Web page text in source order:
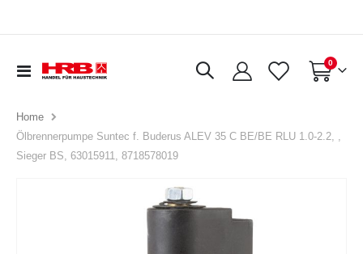
Navigation
Warenkorb
0Artikel
Home
Ölbrennerpumpe Suntec f. Buderus ALEV 35 C BE/BE RLU 1.0-2.2, ,
Sieger BS, 63015911, 8718578019